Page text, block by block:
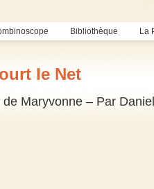
Bibliothèque La
le Net
Maryvonne – Par